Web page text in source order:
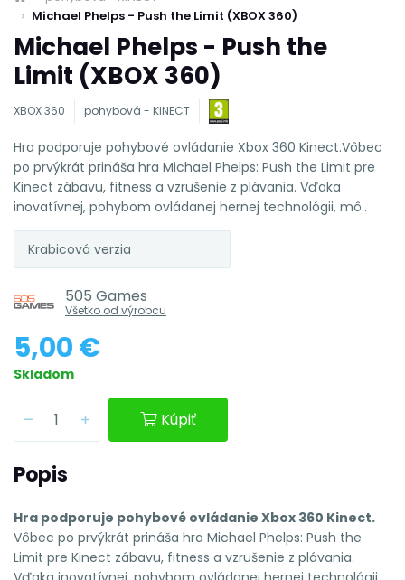
Michael Phelps - Push the Limit (XBOX 360)
Michael Phelps - Push the
Limit (XBOX 360)
XBOX 360 pohybová - KINECT
Hra podporuje pohybové ovládanie Xbox 360 Kinect.Vôbec
po prvýkrát prináša hra Michael Phelps: Push the Limit pre
Kinect zábavu, fitness a vzrušenie z plávania. Vďaka
inovatívnej, pohybom ovládanej hernej technológii, mô..
Krabicová verzia
505 Games
Všetko od výrobcu
5,00 €
Skladom
Kúpiť
Popis
Hra podporuje pohybové ovládanie Xbox 360 Kinect.
Vôbec po prvýkrát prináša hra Michael Phelps: Push the
Limit pre Kinect zábavu, fitness a vzrušenie z plávania.